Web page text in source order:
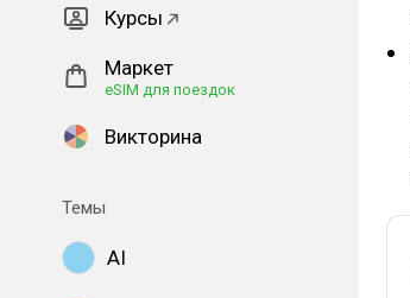
Курсы
Маркет
eSIM для поездок
Викторина
Темы
AI